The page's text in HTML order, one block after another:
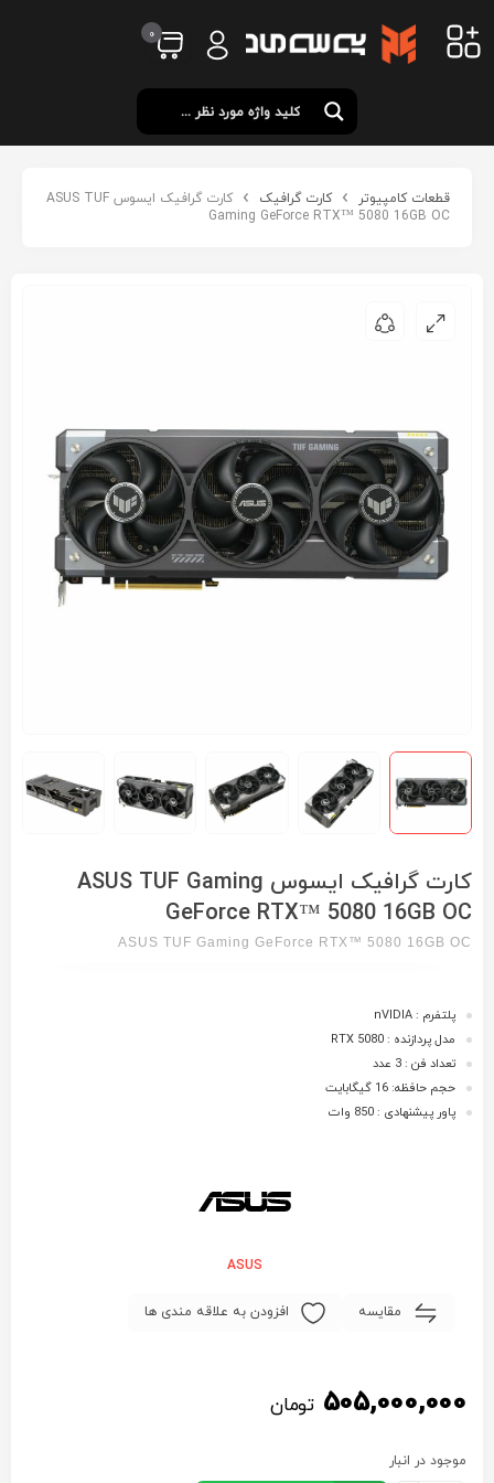
0
قطعات کامپیوتر کارت گرافیک
کارت گرافیک ایسوس ASUS TUF
Gaming GeForce RTX™ 5080 16GB OC
کارت گرافیک ایسوس ASUS TUF Gaming
GeForce RTX™ 5080 16GB OC
ASUS TUF Gaming GeForce RTX™ 5080 16GB OC
پلتفرم : nVIDIA
مدل پردازنده : RTX 5080
تعداد فن : 3 عدد
حجم حافظه: 16 گیگابایت
پاور پیشنهادی : 850 وات
ASUS
مقایسه افزودن به علاقه مندی ها
505,000,000 تومان
موجود در انبار